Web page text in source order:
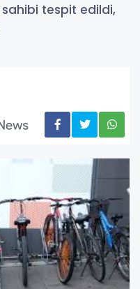
tespit edildi,